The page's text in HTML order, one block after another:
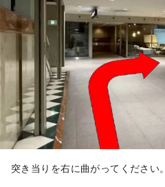
突き当りを右に曲がってください。